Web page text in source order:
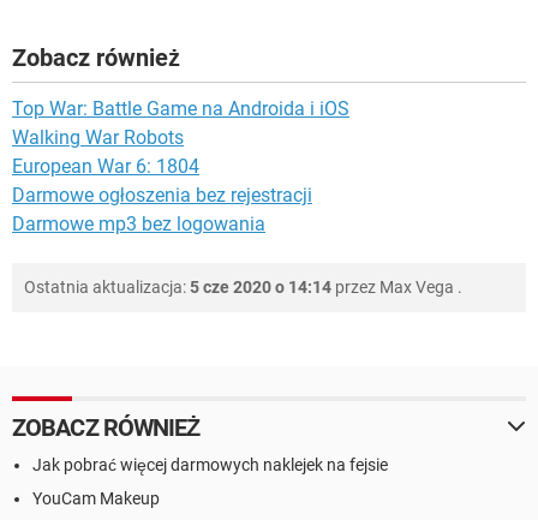
Zobacz również
Top War: Battle Game na Androida i iOS
Walking War Robots
European War 6: 1804
Darmowe ogłoszenia bez rejestracji
Darmowe mp3 bez logowania
Ostatnia aktualizacja:5 cze 2020 o 14:14 przez Max Vega .
ZOBACZ RÓWNIEŻ
Jak pobrać więcej darmowych naklejek na fejsie
YouCam Makeup